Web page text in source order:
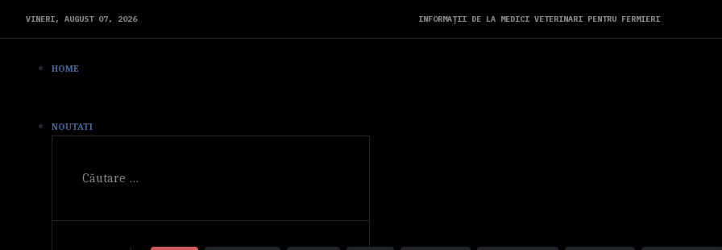
VINERI, AUGUST 07, 2026 INFORMAȚII DE LA MEDICI VETERINARI PENTRU FERMIERI
HOME
NOUTATI
Cautare